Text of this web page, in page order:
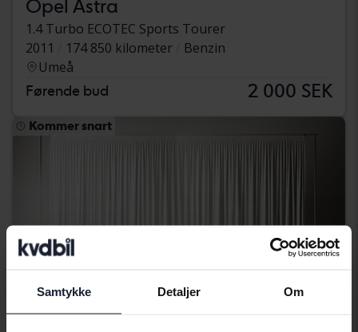
Samtykke Detaljer Om
Opel Astra
1.4 Turbo ECOTEC Sports Tourer
2011
174 850 kilometer
Benzin
Umeå
Førende bud 2 000 SEK
Kommer snart